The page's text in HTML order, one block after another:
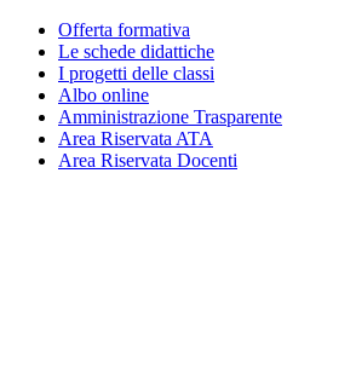
Offerta formativa
Le schede didattiche
I progetti delle classi
Albo online
Amministrazione Trasparente
Area Riservata ATA
Area Riservata Docenti